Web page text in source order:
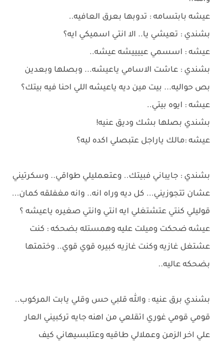
عيشه بابتسامه : تدوبها بعرق العافيه..
بشندي : تعيشي يا.. الا انتي اسميكي ايه؟
عيشه : اسسمي عييييشه عيشه..
بشندي : عاشت الاسامي ياعيشه... وبصلها وبعدين
بص حواليه... بيت مين ديه ياعيشه اللي احنا فيه بيتك؟
عيشه : ايوه بيتي..
بشندي بصلها بشك وديق عنيه!
عيشه :مالك ياراجل عتبصلي اكده ليه؟
بشندي : جايباني فبيتك.. وعتعمليلي طواقي.. وسكرتيني
عشان تتجوزيني... كل ديه وراه انه.. وانه مغفلقه كمان...
قوليلي كنتي عتشتغلي ايه انتي وانتي صغيره ياعيشه ؟
عيشه ضحكت وميلت عليه وهمستله بضحكه : كنت
عشتغل غازيه وكنت غازيه كبيره قوي قوي.. وختمتها
بضحكه عاليه..
بشندي برق عنيه : والله قلبي حس وقلي يابت المركوب..
قومي قومي غوري اتقلعي من اهنه جايه تركبيني العار
علي اخر الزمن وعملالي طاقيه وعتلبسيهاني كيف